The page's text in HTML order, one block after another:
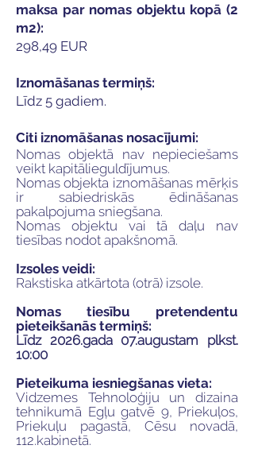
maksa par nomas objektu kopā (2
m2):
298,49 EUR
Iznomāšanas termiņš:
Līdz 5 gadiem.
Citi iznomāšanas nosacījumi:
Nomas objektā nav nepieciešams
veikt kapitālieguldījumus.
Nomas objekta iznomāšanas mērķis
ir sabiedriskās ēdināšanas
pakalpojuma sniegšana.
Nomas objektu vai tā daļu nav
tiesības nodot apakšnomā.
Izsoles veidi:
Rakstiska atkārtota (otrā) izsole.
Nomas tiesību pretendentu
pieteikšanās termiņš:
Līdz 2026.gada 07.augustam plkst.
10:00
Pieteikuma iesniegšanas vieta:
Vidzemes Tehnoloģiju un dizaina
tehnikumā Egļu gatvē 9, Priekuļos,
Priekuļu pagastā, Cēsu novadā,
112.kabinetā.